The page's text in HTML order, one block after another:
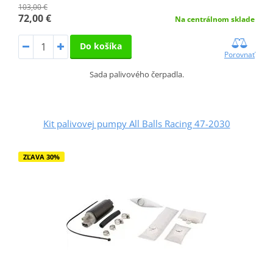
103,00 €
72,00 € Na centrálnom sklade
Do košíka
Porovnať
Sada palivového čerpadla.
Kit palivovej pumpy All Balls Racing 47-2030
ZĽAVA 30%